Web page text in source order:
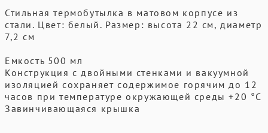
Стильная термобутылка в матовом корпусе из
стали. Цвет: белый. Размер: высота 22 см, диаметр
7,2 см
Емкость 500 мл
Конструкция с двойными стенками и вакуумной
изоляцией сохраняет содержимое горячим до 12
часов при температуре окружающей среды +20 °С
Завинчивающаяся крышка